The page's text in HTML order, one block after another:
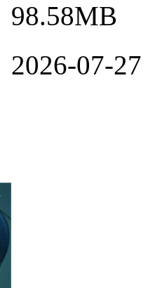
98.58MB
2026-07-27